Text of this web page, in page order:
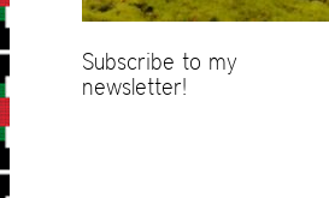
Subscribe to my
newsletter!